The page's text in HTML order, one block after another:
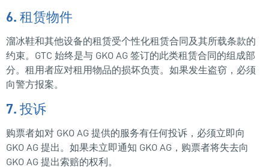
6. 租赁物件
溜冰鞋和其他设备的租赁受个性化租赁合同及其所载条款的
约束。GTC 始终是与 GKO AG 签订的此类租赁合同的组成部
分。租用者应对租用物品的损坏负责。如果发生盗窃，必须
向警方报案。
7. 投诉
购票者如对 GKO AG 提供的服务有任何投诉，必须立即向
GKO AG 提出。如果未立即通知 GKO AG，购票者将失去向
GKO AG 提出索赔的权利。